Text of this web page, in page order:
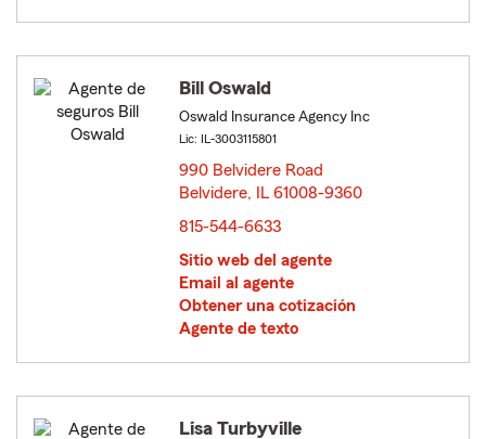
Bill Oswald
Oswald Insurance Agency Inc
Lic: IL-3003115801
990 Belvidere Road
Belvidere, IL 61008-9360
815-544-6633
Sitio web del agente
Email al agente
Obtener una cotización
Agente de texto
Lisa Turbyville